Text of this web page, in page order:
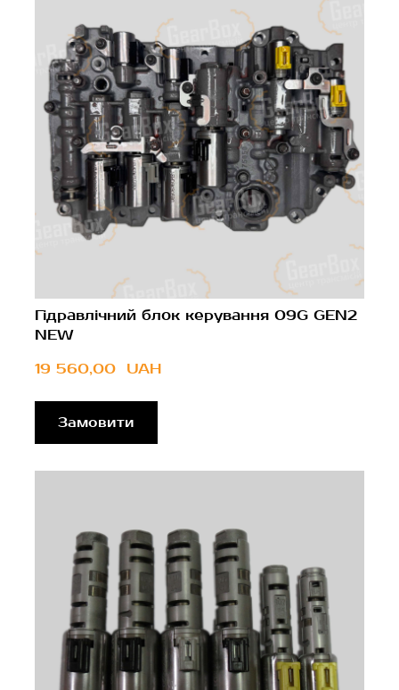
Гідравлічний блок керування 09G GEN2
NEW
19 560,00  UAH
Замовити